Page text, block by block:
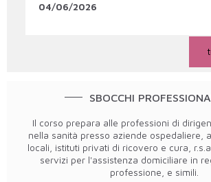
04/06/2026
SBOCCHI
Il corso prepara alle professioni di
nella sanità presso aziende ospedaliere,
locali, istituti privati di ricovero e cura,
servizi per l'assistenza domiciliare in
professione, e simili.